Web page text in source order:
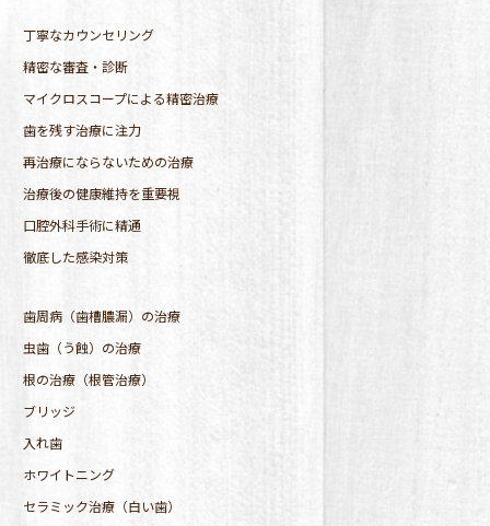
丁寧なカウンセリング
精密な審査・診断
マイクロスコープによる精密治療
歯を残す治療に注力
再治療にならないための治療
治療後の健康維持を重要視
口腔外科手術に精通
徹底した感染対策
歯周病（歯槽膿漏）の治療
虫歯（う蝕）の治療
根の治療（根管治療）
ブリッジ
入れ歯
ホワイトニング
セラミック治療（白い歯）